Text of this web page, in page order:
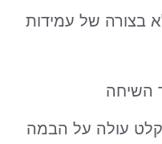
בצורה של עמידות
השיחה
עולה על הבמה